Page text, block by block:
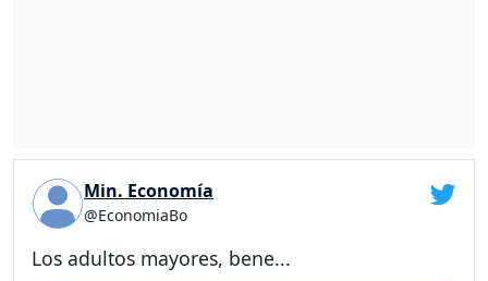
Min. Economía
@EconomiaBo
Los adultos mayores, bene...